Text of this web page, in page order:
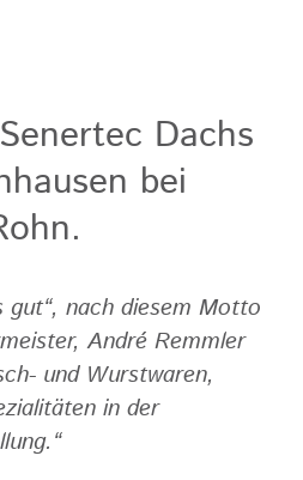
Dachs
bei
gut“, nach diesem Motto
André Remmler
und Wurstwaren,
in der